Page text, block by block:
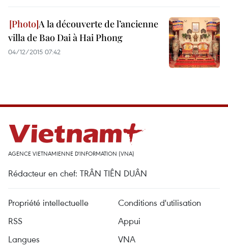
A la découverte de l’ancienne
villa de Bao Dai à Hai Phong
04/12/2015 07:42
AGENCE VIETNAMIENNE D'INFORMATION (VNA)
Rédacteur en chef: TRÂN TIÊN DUÂN
Propriété intellectuelle
Conditions d'utilisation
RSS
Appui
Langues
VNA